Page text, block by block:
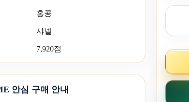
홍콩
샤넬
7,920점
안심 구매 안내